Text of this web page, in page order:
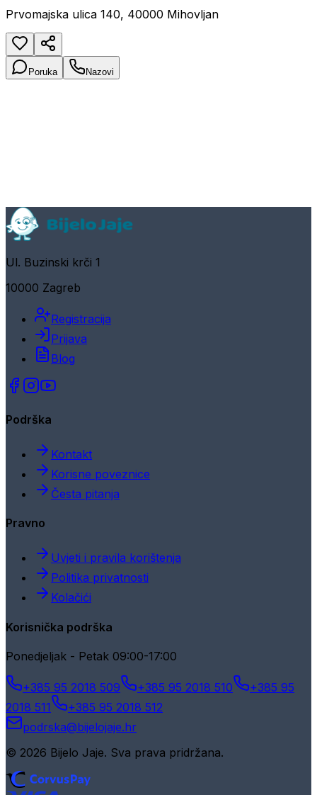
Prvomajska ulica 140, 40000 Mihovljan
Poruka Nazovi
Ul. Buzinski krči 1
10000 Zagreb
Registracija
Prijava
Blog
Podrška
Kontakt
Korisne poveznice
Česta pitanja
Pravno
Uvjeti i pravila korištenja
Politika privatnosti
Kolačići
Korisnička podrška
Ponedjeljak - Petak 09:00-17:00
+385 95 2018 509 +385 95 2018 510
+385 95
2018 511
+385 95 2018 512
podrska@bijelojaje.hr
© 2026 Bijelo Jaje. Sva prava pridržana.